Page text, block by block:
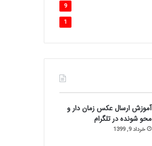
9
1
آموزش ارسال عکس زمان دار و
محو شونده در تلگرام
خرداد 9, 1399